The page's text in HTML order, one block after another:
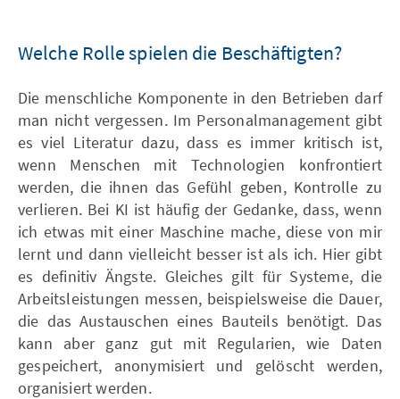
Welche Rolle spielen die Beschäftigten?
Die menschliche Komponente in den Betrieben darf
man nicht vergessen. Im Personalmanagement gibt
es viel Literatur dazu, dass es immer kritisch ist,
wenn Menschen mit Technologien konfrontiert
werden, die ihnen das Gefühl geben, Kontrolle zu
verlieren. Bei KI ist häufig der Gedanke, dass, wenn
ich etwas mit einer Maschine mache, diese von mir
lernt und dann vielleicht besser ist als ich. Hier gibt
es definitiv Ängste. Gleiches gilt für Systeme, die
Arbeitsleistungen messen, beispielsweise die Dauer,
die das Austauschen eines Bauteils benötigt. Das
kann aber ganz gut mit Regularien, wie Daten
gespeichert, anonymisiert und gelöscht werden,
organisiert werden.